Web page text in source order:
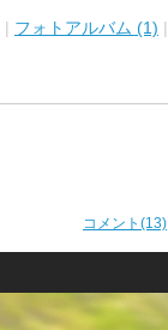
| フォトアルバム (1) |
コメント(13)